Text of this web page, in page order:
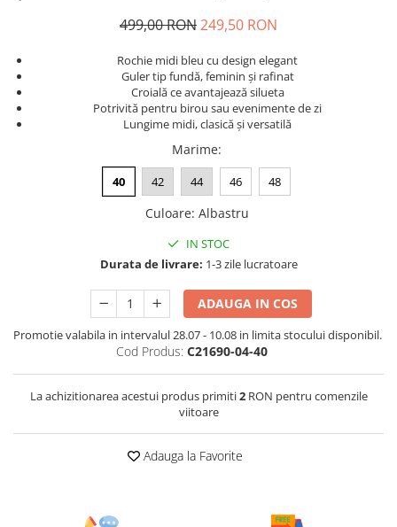
499,00 RON249,50 RON
Rochie midi bleu cu design elegant
Guler tip fundă, feminin și rafinat
Croială ce avantajează silueta
Potrivită pentru birou sau evenimente de zi
Lungime midi, clasică și versatilă
Marime:
40 42 44 46 48
Culoare: Albastru
IN STOC
Durata de livrare: 1-3 zile lucratoare
ADAUGA IN COS
Promotie valabila in intervalul 28.07 - 10.08 in limita stocului disponibil.
Cod Produs: C21690-04-40
La achizitionarea acestui produs primiti2RON pentru comenzile
viitoare
Adauga la Favorite